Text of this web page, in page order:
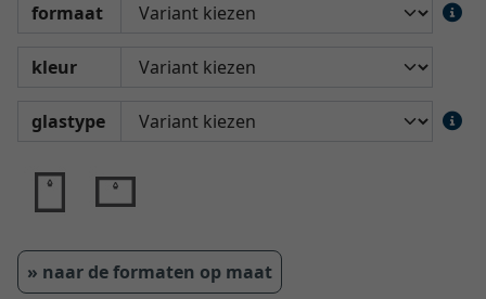
formaat
kleur
glastype
» naar de formaten op maat